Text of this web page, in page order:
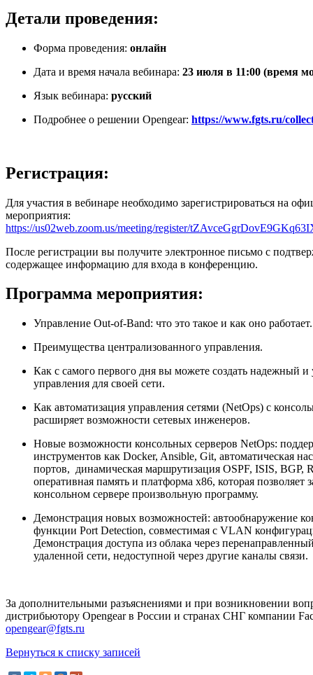
Детали проведения:
Форма проведения: онлайн
Дата и время начала вебинара: 23 июля в 11:00 (время
Язык вебинара: русский
Подробнее о решении Opengear: https://www.fgts.ru/
Регистрация:
Для участия в вебинаре необходимо зарегистрироваться на
мероприятия:
https://us02web.zoom.us/meeting/register/
После регистрации вы получите электронное письмо с
содержащее информацию для входа в конференцию.
Программа мероприятия:
Управление Out-of-Band: что это такое и как оно работает.
Преимущества централизованного управления.
Как с самого первого дня вы можете создать надежный
управления для своей сети.
Как автоматизация управления сетями (NetOps) с
расширяет возможности сетевых инженеров.
Новые возможности консольных серверов NetOps:
инструментов как Docker, Ansible, Git, автоматическая
портов, динамическая маршрутизация OSPF, ISIS, BGP,
оперативная память и платформа x86, которая позволяет
консольном сервере произвольную программу.
Демонстрация новых возможностей: автообнаружение
функции Port Detection, совместимая с VLAN
Демонстрация доступа из облака через
удаленной сети, недоступной через другие каналы связи.
За дополнительными разъяснениями и при возникновении
дистрибьютору Opengear в России и странах СНГ компании
opengear@fgts.ru
Вернуться к списку записей